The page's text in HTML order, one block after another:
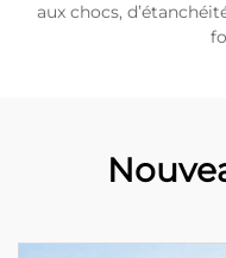
aux chocs,